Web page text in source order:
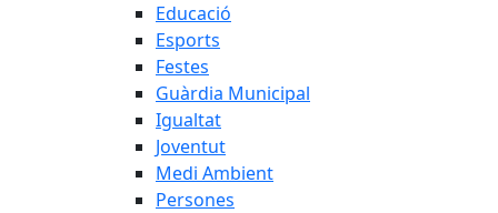
Educació
Esports
Festes
Guàrdia Municipal
Igualtat
Joventut
Medi Ambient
Persones